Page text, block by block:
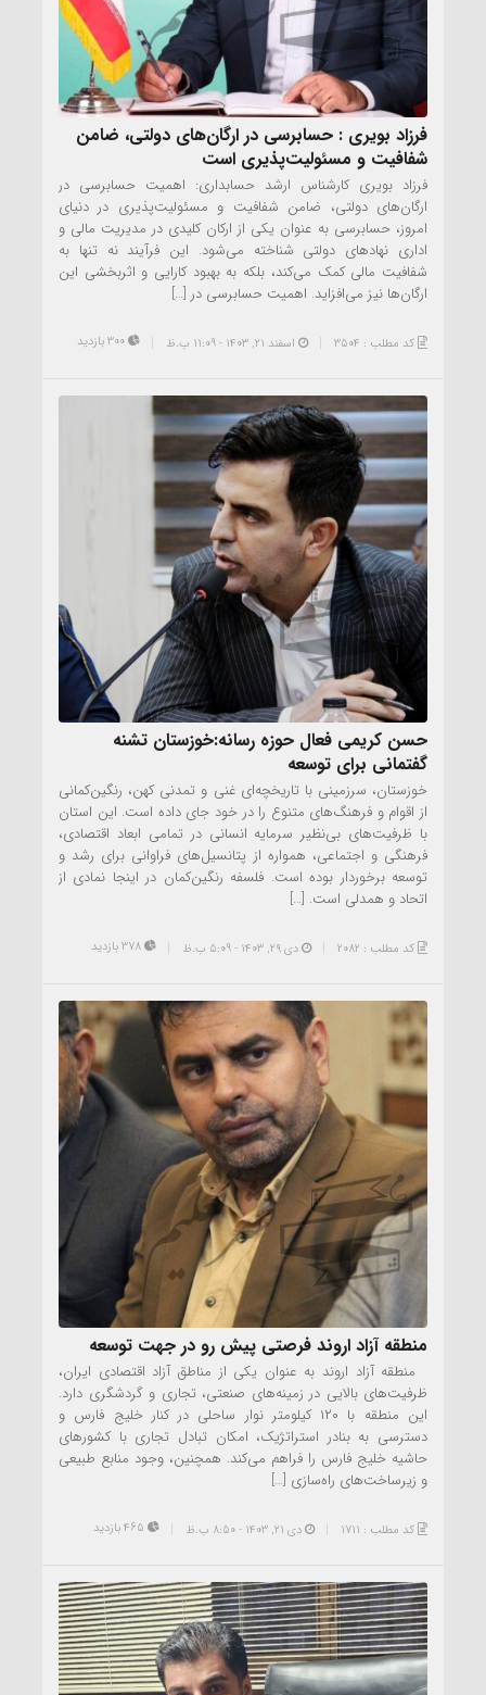
فرزاد بویری : حسابرسی در ارگان‌های دولتی، ضامن
شفافیت و مسئولیت‌پذیری است
فرزاد بویری کارشناس ارشد حسابداری: اهمیت حسابرسی در
ارگان‌های دولتی، ضامن شفافیت و مسئولیت‌پذیری در دنیای
امروز، حسابرسی به عنوان یکی از ارکان کلیدی در مدیریت مالی و
اداری نهادهای دولتی شناخته می‌شود. این فرآیند نه تنها به
شفافیت مالی کمک می‌کند، بلکه به بهبود کارایی و اثربخشی این
ارگان‌ها نیز می‌افزاید. اهمیت حسابرسی در […]
کد مطلب : 3504 اسفند ۲۱, ۱۴۰۳ - 11:09 ب.ظ
حسن کریمی فعال حوزه رسانه:خوزستان تشنه
گفتمانی برای توسعه
خوزستان، سرزمینی با تاریخچه‌ای غنی و تمدنی کهن، رنگین‌کمانی
از اقوام و فرهنگ‌های متنوع را در خود جای داده است. این استان
با ظرفیت‌های بی‌نظیر سرمایه انسانی در تمامی ابعاد اقتصادی،
فرهنگی و اجتماعی، همواره از پتانسیل‌های فراوانی برای رشد و
توسعه برخوردار بوده است. فلسفه رنگین‌کمان در اینجا نمادی از
اتحاد و همدلی است. […]
کد مطلب : 2082 دی ۲۹, ۱۴۰۳ - 5:09 ب.ظ
منطقه آزاد اروند فرصتی پیش رو در جهت توسعه
منطقه آزاد اروند به عنوان یکی از مناطق آزاد اقتصادی ایران،
ظرفیت‌های بالایی در زمینه‌های صنعتی، تجاری و گردشگری دارد.
این منطقه با ۱۲۰ کیلومتر نوار ساحلی در کنار خلیج فارس و
دسترسی به بنادر استراتژیک، امکان تبادل تجاری با کشورهای
حاشیه خلیج فارس را فراهم می‌کند. همچنین، وجود منابع طبیعی
و زیرساخت‌های راه‌سازی […]
کد مطلب : 1711 دی ۲۱, ۱۴۰۳ - 8:50 ب.ظ